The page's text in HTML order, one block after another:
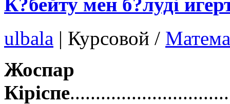
ulbala | Курсовой /
Жоспар
Кіріспе